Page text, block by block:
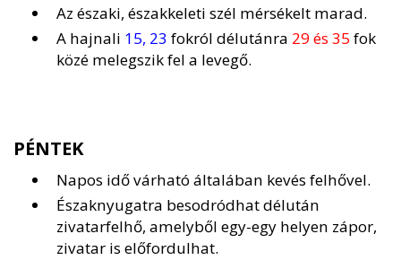
Az északi, északkeleti szél mérsékelt marad.
A hajnali 15, 23 fokról délutánra 29 és 35 fok
közé melegszik fel a levegő.
PÉNTEK
Napos idő várható általában kevés felhővel.
Északnyugatra besodródhat délután
zivatarfelhő, amelyből egy-egy helyen zápor,
zivatar is előfordulhat.